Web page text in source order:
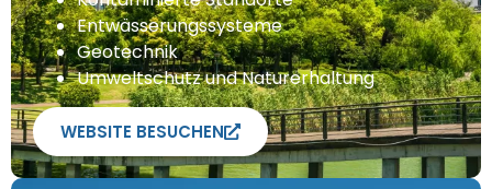
Entwässerungssysteme
Geotechnik
Umweltschutz und Naturerhaltung
WEBSITE BESUCHEN